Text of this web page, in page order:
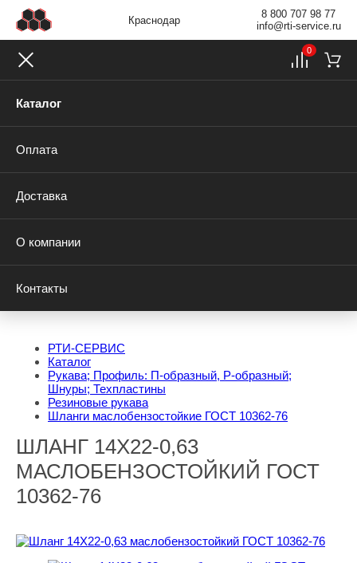
Краснодар
8 800 707 98 77
info@rti-service.ru
Каталог
Оплата
Доставка
О компании
Контакты
0
РТИ-СЕРВИС
Каталог
Рукава; Профиль: П-образный, Р-образный;
Шнуры; Техпластины
Резиновые рукава
Шланги маслобензостойкие ГОСТ 10362-76
ШЛАНГ 14Х22-0,63
МАСЛОБЕНЗОСТОЙКИЙ ГОСТ
10362-76